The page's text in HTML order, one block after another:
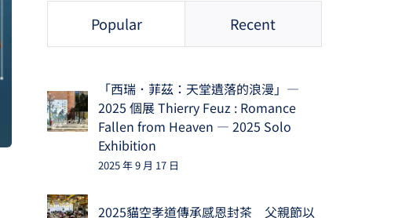
Popular Recent
「西瑞．菲茲：天堂遺落的浪漫」—
2025 個展 Thierry Feuz : Romance
Fallen from Heaven — 2025 Solo
Exhibition
2025 年 9 月 17 日
2025貓空孝道傳承感恩封茶 父親節以